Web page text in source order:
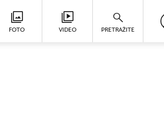
FOTO VIDEO PRETRAŽITE